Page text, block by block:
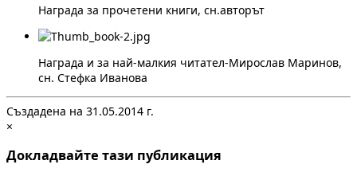
Награда за прочетени книги, сн.авторът
Награда и за най-малкия читател-Мирослав Маринов,
сн. Стефка Иванова
Създадена на 31.05.2014 г.
×
Докладвайте тази публикация